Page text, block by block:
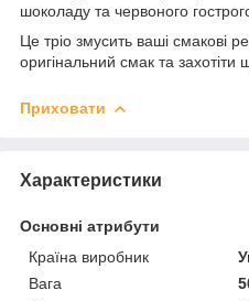
шоколаду та червоного
Це тріо змусить ваші смакові
оригінальний смак та захотіти
Приховати
Характеристики
Основні атрибути
Країна виробник
Вага